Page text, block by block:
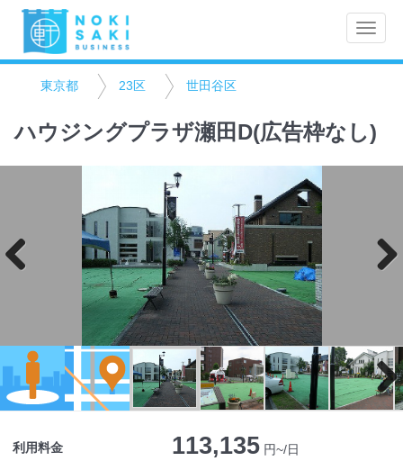
Toggle
東京都 23区 世田谷区
ハウジングプラザ瀬田D(広告枠なし)
Next
利用料金 113,135 円~/日